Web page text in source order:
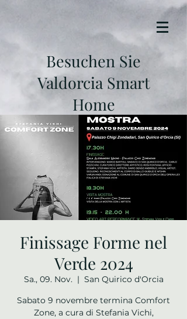
Besuchen Sie
Valdorcia Smart
Home
Finissage Forme nel
Verde 2024
Sa., 09. Nov.
  |
San Quirico d'Orcia
Sabato 9 novembre termina Comfort
Zone, a cura di Stefania Vichi,